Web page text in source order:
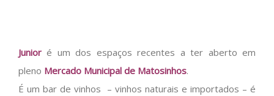
Junior é um dos espaços recentes a ter aberto em
pleno Mercado Municipal de Matosinhos.
É um bar de vinhos – vinhos naturais e importados – é